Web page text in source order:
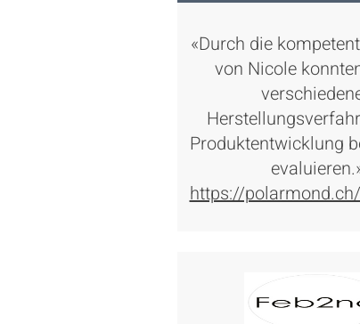
«Durch die
von Nicole
Produktentwicklung
https://